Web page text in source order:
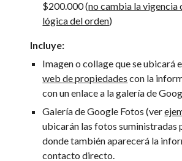
$200.000 (no cambia la vigencia
lógica del orden)
Incluye:
Imagen o collage que se ubicará
web de propiedades con la
con un enlace a la galería de
Galería de Google Fotos (ver
ubicarán las fotos suministradas
donde también aparecerá la
contacto directo.